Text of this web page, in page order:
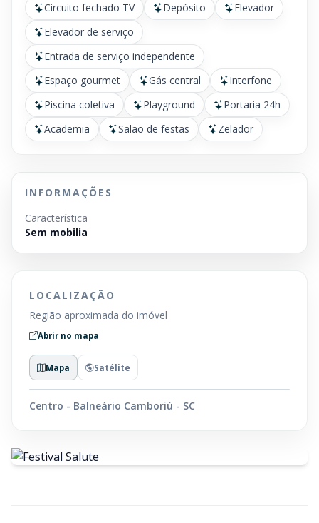
Circuito fechado TV
Depósito
Elevador
Elevador de serviço
Entrada de serviço independente
Espaço gourmet
Gás central
Interfone
Piscina coletiva
Playground
Portaria 24h
Academia
Salão de festas Zelador
INFORMAÇÕES
Característica
Sem mobilia
LOCALIZAÇÃO
Região aproximada do imóvel
Abrir no mapa
Mapa Satélite
Centro - Balneário Camboriú - SC